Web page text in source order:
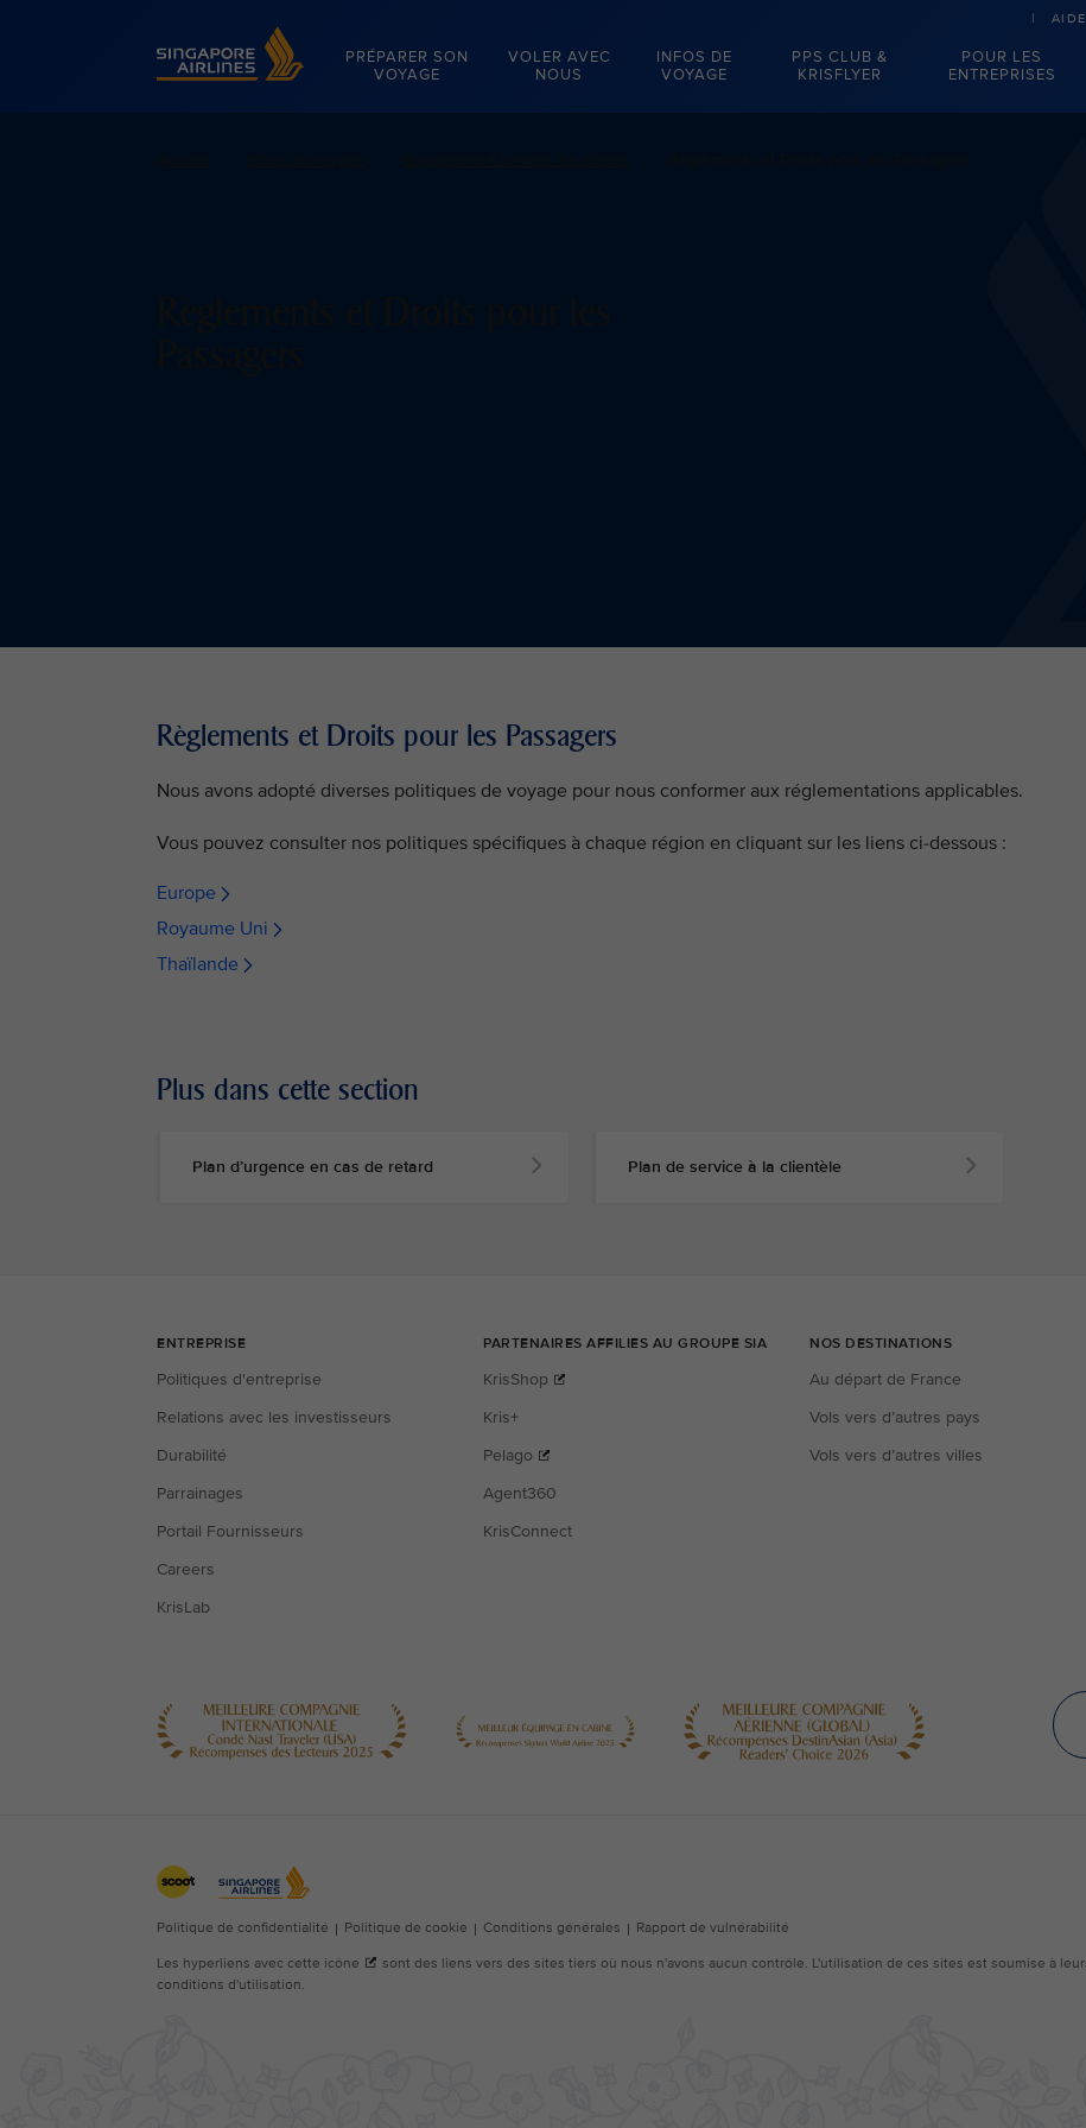
Singapore Airlines Home
PRÉPARER SON
VOYAGE
VOLER AVEC
NOUS
INFOS DE
VOYAGE
PPS CLUB &
KRISFLYER
POUR LES
ENTREPRISES
AIDE
Règlements et Droits pour les Passagers
Nous avons adopté diverses politiques de voyage pour nous conformer aux réglementations applicables.
Vous pouvez consulter nos politiques spécifiques à chaque région en cliquant sur les liens ci-dessous :
Europe
Royaume Uni
Thaïlande
Plus dans cette section
Plan d’urgence en cas de retard Plan de service à la clientèle